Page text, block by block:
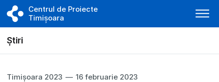
Centrul de Proiecte
Timișoara
Știri
Timișoara 2023 — 16 februarie 2023